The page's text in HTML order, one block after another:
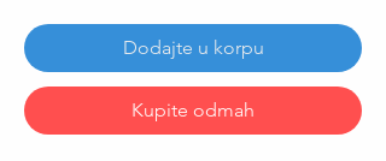
Dodajte u korpu
Kupite odmah